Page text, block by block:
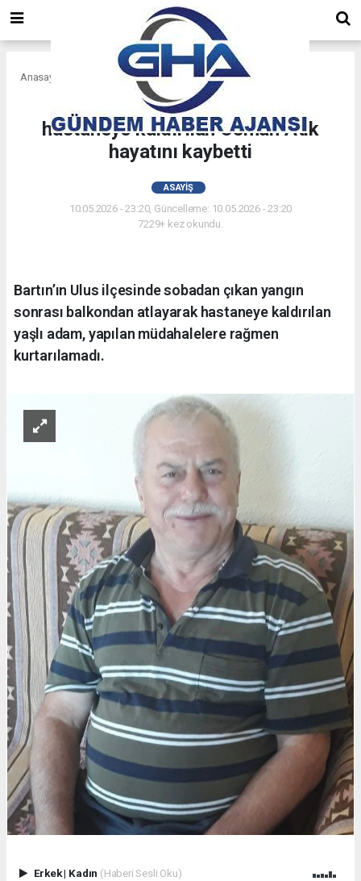
Anasayfa
Yangın sonrası hastaneye
hastaneye kaldırılan Osman Atik
hayatını kaybetti
ASAYIŞ
10.05.2026 - 23:20, Güncelleme: 10.05.2026 - 23:20
7229+ kez okundu.
Bartın’ın Ulus ilçesinde sobadan çıkan yangın
sonrası balkondan atlayarak hastaneye kaldırılan
yaşlı adam, yapılan müdahalelere rağmen
kurtarılamadı.
Erkek| Kadın (Haberi Sesli Oku)